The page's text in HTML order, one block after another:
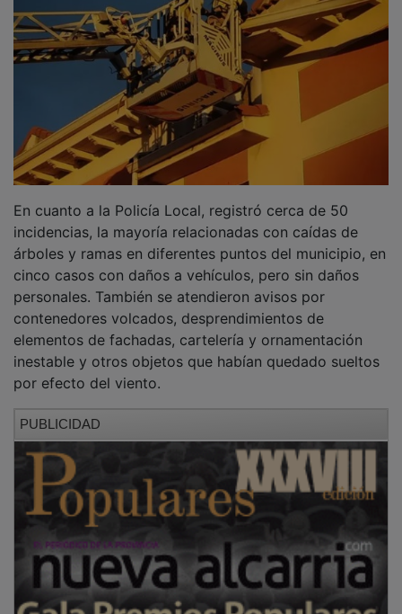
incidencias, la mayoría relacionadas con caídas de
árboles y ramas en diferentes puntos del municipio, en
cinco casos con daños a vehículos, pero sin daños
personales. También se atendieron avisos por
contenedores volcados, desprendimientos de
elementos de fachadas, cartelería y ornamentación
inestable y otros objetos que habían quedado sueltos
por efecto del viento.